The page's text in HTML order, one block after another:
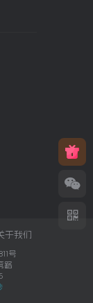
于我们
号
路